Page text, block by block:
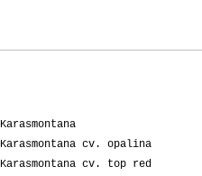
Karasmontana
Karasmontana cv. opalina
Karasmontana cv. top red